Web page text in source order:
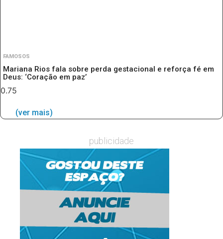
FAMOSOS
Mariana Rios fala sobre perda gestacional e reforça fé em
Deus: ‘Coração em paz’
(ver mais)
publicidade